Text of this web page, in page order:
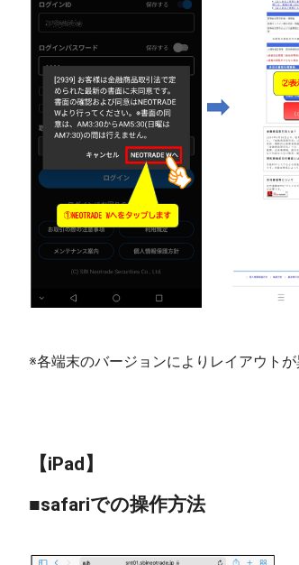
※各端末のバージョンによりレイアウトが
【iPad】
■safariでの操作方法